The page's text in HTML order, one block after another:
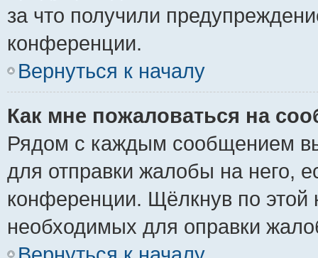
за что получили
конференции.
Вернуться к началу
Как мне пожаловаться на
Рядом с каждым сообщением
для отправки жалобы на него,
конференции. Щёлкнув по этой
необходимых для оправки